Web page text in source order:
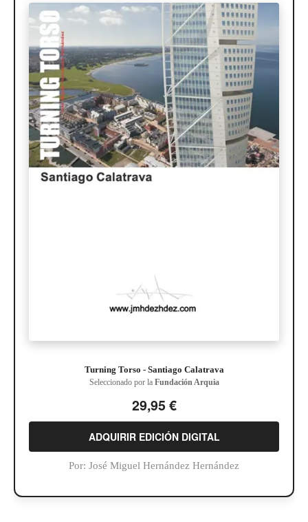
Turning Torso - Santiago Calatrava
Seleccionado por la Fundación Arquia
29,95 €
ADQUIRIR EDICIÓN DIGITAL
Por: José Miguel Hernández Hernández